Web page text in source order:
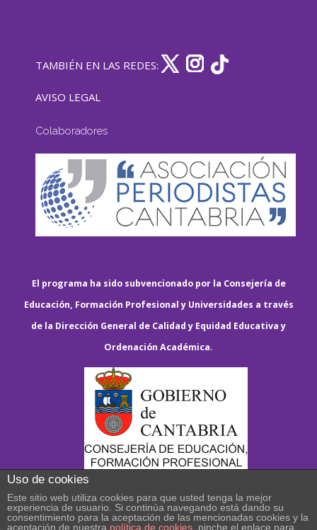
TAMBIÉN EN LAS REDES:
AVISO LEGAL
Colaboradores
El programa ha sido subvencionado por la Consejería de
Educación, Formación Profesional y Universidades a través
de la Dirección General de Calidad y Equidad Educativa y
Ordenación Académica.
Uso de cookies
Este sitio web utiliza cookies para que usted tenga la mejor
experiencia de usuario. Si continúa navegando está dando su
consentimiento para la aceptación de las mencionadas cookies y la
aceptación de nuestra política de cookies , pinche el enlace para